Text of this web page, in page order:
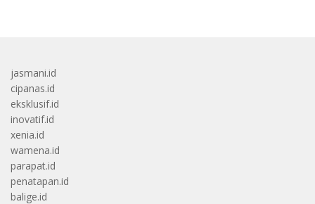
jasmani.id
cipanas.id
eksklusif.id
inovatif.id
xenia.id
wamena.id
parapat.id
penatapan.id
balige.id